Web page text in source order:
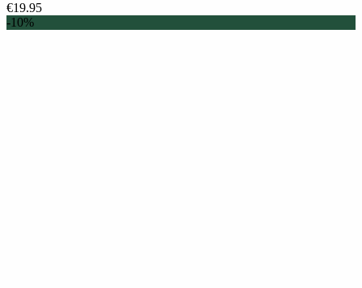
€19.95
-10%